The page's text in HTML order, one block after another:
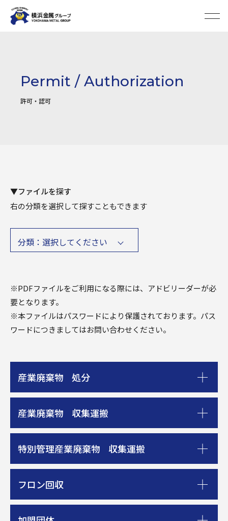
許可・認可
Permit / Authorization
▼ファイルを探す
右の分類を選択して探すこともできます
分類：選択してください
※PDFファイルをご利用になる際には、アドビリーダーが必
要となります。
※本ファイルはパスワードにより保護されております。パス
ワードにつきましてはお問い合わせください。
産業廃棄物 処分
産業廃棄物 収集運搬
特別管理産業廃棄物 収集運搬
フロン回収